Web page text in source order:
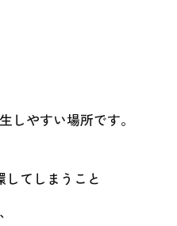
しやすい場所です。
てしまうこと